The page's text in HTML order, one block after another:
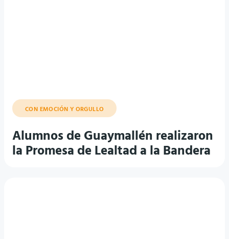
CON EMOCIÓN Y ORGULLO
Alumnos de Guaymallén realizaron
la Promesa de Lealtad a la Bandera